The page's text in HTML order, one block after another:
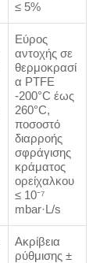
≤ 5%
Εύρος
αντοχής σε
θερμοκρασί
α PTFE
-200°C έως
260°C,
ποσοστό
διαρροής
σφράγισης
κράματος
ορείχαλκου
≤ 10⁻⁷
mbar·L/s
Ακρίβεια
ρύθμισης ±